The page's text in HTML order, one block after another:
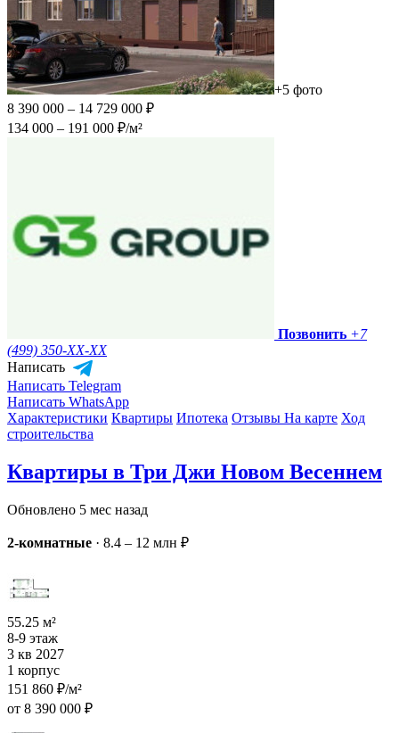
+5 фото
8 390 000 – 14 729 000 ₽
134 000 – 191 000 ₽/м²
Позвонить +7
(499) 350-XX-XX
Написать
Написать Telegram
Написать WhatsApp
Характеристики Квартиры Ипотека Отзывы На карте Ход
строительства
Квартиры в Три Джи Новом Весеннем
Обновлено 5 мес назад
2-комнатные · 8.4 – 12 млн ₽
55.25 м²
8-9 этаж
3 кв 2027
1 корпус
151 860 ₽/м²
от 8 390 000 ₽